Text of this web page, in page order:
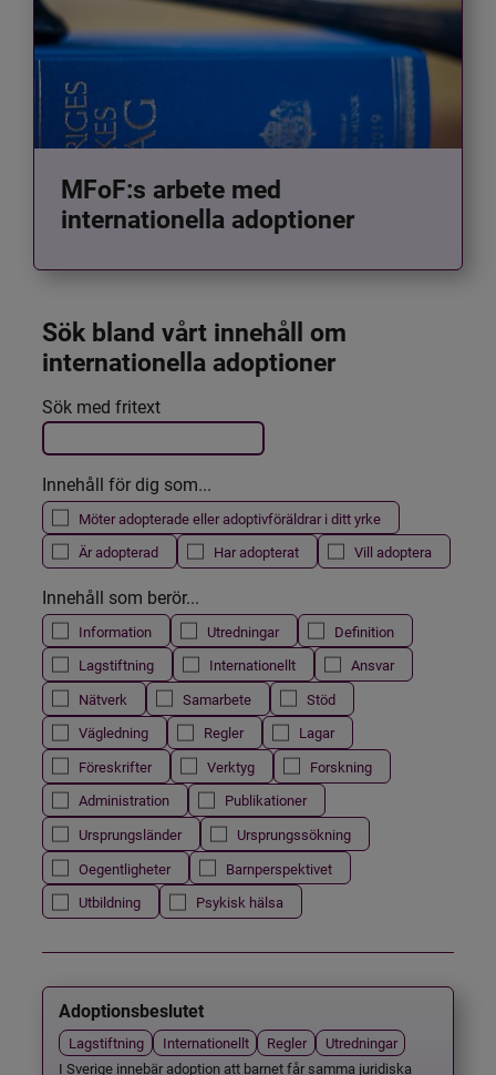
MFoF:s arbete med
internationella adoptioner
Sök bland vårt innehåll om
internationella adoptioner
Filtrera resultatet
Det här formuläret postas automatiskt
Sök med fritext
Innehåll för dig som...
Möter adopterade eller adoptivföräldrar i ditt yrke
Är adopterad
Har adopterat Vill adoptera
Innehåll som berör...
Information Utredningar
Definition
Lagstiftning
Internationellt
Ansvar
Nätverk
Samarbete
Stöd
Vägledning
Regler
Lagar
Föreskrifter
Verktyg
Forskning
Administration
Publikationer
Ursprungsländer
Ursprungssökning
Oegentligheter
Barnperspektivet
Utbildning
Psykisk hälsa
Adoptionsbeslutet
Lagstiftning Internationellt Regler
Utredningar
I Sverige innebär adoption att barnet får samma juridiska